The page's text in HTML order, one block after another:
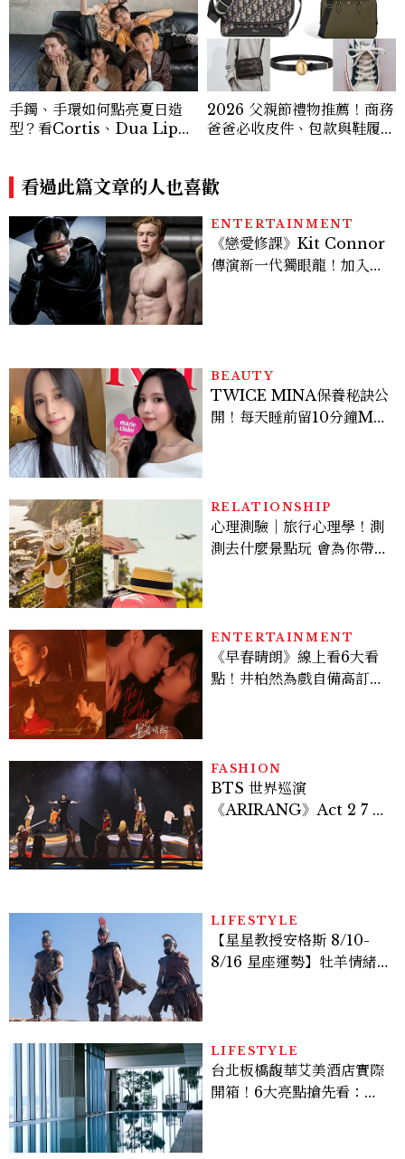
手鐲、手環如何點亮夏日造
型？看Cortis、Dua Lip的
2026 父親節禮物推薦！商務
爸爸必收皮件、包款與鞋履一
看過此篇文章的人也喜歡
ENTERTAINMENT
《戀愛修課》Kit Connor
傳演新一代獨眼龍！加入新
BEAUTY
TWICE MINA保養秘訣公
開！每天睡前留10分鐘ME
RELATIONSHIP
心理測驗｜旅行心理學！測
測去什麼景點玩 會為你帶來
ENTERTAINMENT
《早春晴朗》線上看6大看
點！井柏然為戲自備高訂，
FASHION
BTS 世界巡演
《ARIRANG》Act 2 7 位
LIFESTYLE
【星星教授安格斯 8/10-
8/16 星座運勢】牡羊情緒
LIFESTYLE
台北板橋馥華艾美酒店實際
開箱！6大亮點搶先看：新